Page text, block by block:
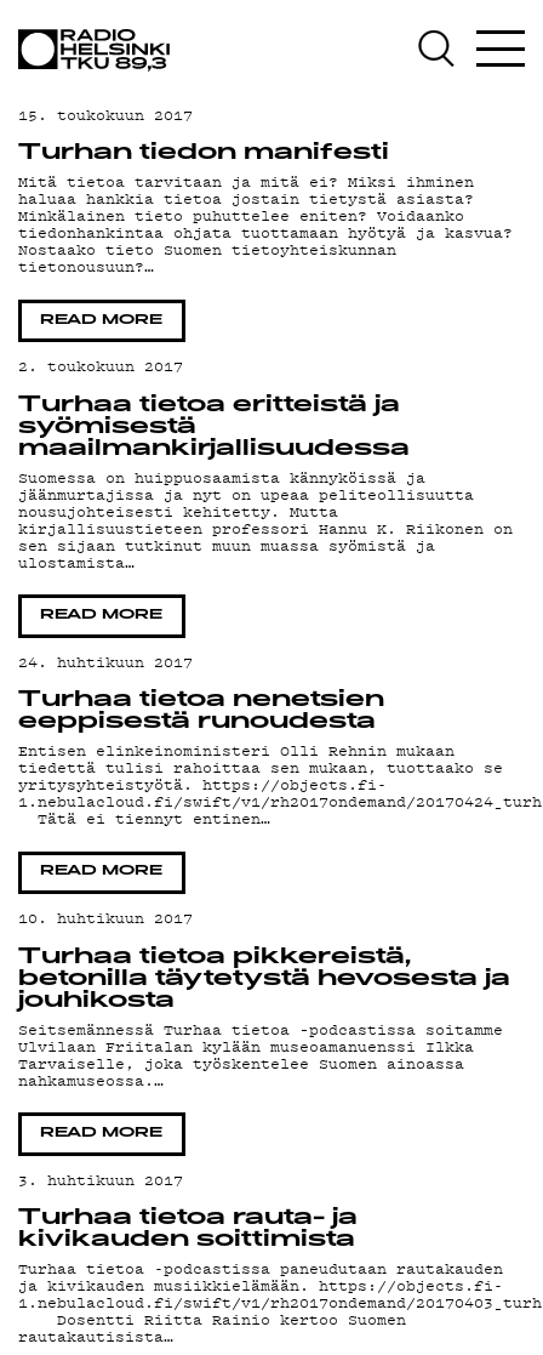
TEKIJÄT
ON-
DEMAND
G
15. toukokuun 2017
Turhan tiedon manifesti
Mitä tietoa tarvitaan ja mitä ei? Miksi ihminen
haluaa hankkia tietoa jostain tietystä asiasta?
Minkälainen tieto puhuttelee eniten? Voidaanko
tiedonhankintaa ohjata tuottamaan hyötyä ja kasvua?
Nostaako tieto Suomen tietoyhteiskunnan
tietonousuun?…
READ MORE
2. toukokuun 2017
Turhaa tietoa eritteistä ja
syömisestä
maailmankirjallisuudessa
Suomessa on huippuosaamista kännyköissä ja
jäänmurtajissa ja nyt on upeaa peliteollisuutta
nousujohteisesti kehitetty. Mutta
kirjallisuustieteen professori Hannu K. Riikonen on
sen sijaan tutkinut muun muassa syömistä ja
ulostamista…
READ MORE
24. huhtikuun 2017
Turhaa tietoa nenetsien
eeppisestä runoudesta
Entisen elinkeinoministeri Olli Rehnin mukaan
tiedettä tulisi rahoittaa sen mukaan, tuottaako se
yritysyhteistyötä. https://objects.fi-
1.nebulacloud.fi/swift/v1/rh2017ondemand/
Tätä ei tiennyt entinen…
READ MORE
10. huhtikuun 2017
Turhaa tietoa pikkereistä,
betonilla täytetystä hevosesta ja
jouhikosta
Seitsemännessä Turhaa tietoa –podcastissa soitamme
Ulvilaan Friitalan kylään museoamanuenssi Ilkka
Tarvaiselle, joka työskentelee Suomen ainoassa
nahkamuseossa.…
READ MORE
3. huhtikuun 2017
Turhaa tietoa rauta- ja
kivikauden soittimista
Turhaa tietoa -podcastissa paneudutaan rautakauden
ja kivikauden musiikkielämään. https://objects.fi-
1.nebulacloud.fi/swift/v1/rh2017ondemand/
Dosentti Riitta Rainio kertoo Suomen
rautakautisista…